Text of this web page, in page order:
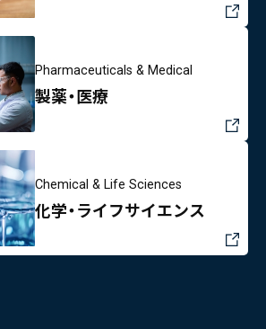
Pharmaceuticals & Medical
製薬・医療
Chemical & Life Sciences
化学・ライフサイエンス